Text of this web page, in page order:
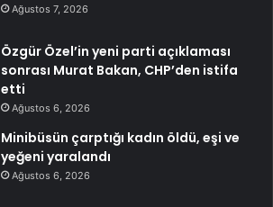
Ağustos 7, 2026
Özgür Özel’in yeni parti açıklaması
sonrası Murat Bakan, CHP’den istifa
etti
Ağustos 6, 2026
Minibüsün çarptığı kadın öldü, eşi ve
yeğeni yaralandı
Ağustos 6, 2026